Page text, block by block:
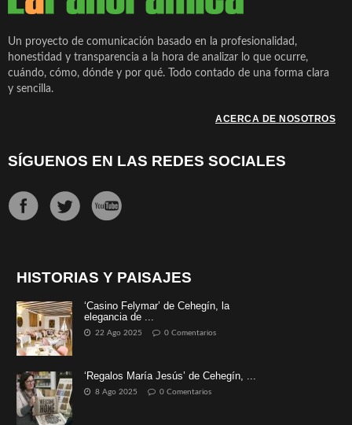
Un proyecto de comunicación basado en la profesionalidad,
honestidad y transparencia a la hora de analizar lo que ocurre,
cuándo, cómo, dónde y por qué. Todo contado de una forma clara
y sencilla.
ACERCA DE NOSOTROS
SÍGUENOS EN LAS REDES SOCIALES
HISTORIAS Y PAISAJES
‘Casino Felymar’ de Cehegín, la
elegancia de ...
22 Ago 2025 0 Comentarios
‘Regalos María Jesús’ de Cehegín, ...
8 Ago 2025 0 Comentarios